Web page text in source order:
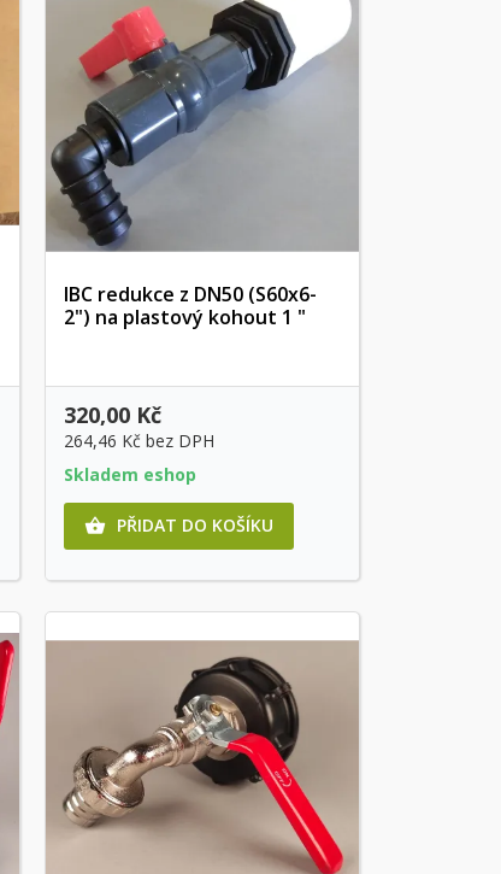
Rychlý náhled
IBC redukce z DN50 (S60x6-
2") na plastový kohout 1 "
320,00 Kč
264,46 Kčbez DPH
Skladem eshop
 PŘIDAT DO KOŠÍKU